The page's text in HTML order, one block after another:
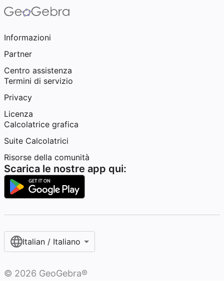
Informazioni
Partner
Centro assistenza
Termini di servizio
Privacy
Licenza
Calcolatrice grafica
Suite Calcolatrici
Risorse della comunità
Scarica le nostre app qui:
Italian / Italiano‎
© 2026 GeoGebra®